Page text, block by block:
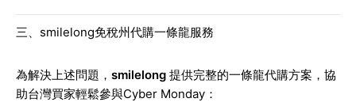
三、smilelong免稅州代購一條龍服務
為解決上述問題， smilelong 提供完整的一條龍代購方案，協
助台灣買家輕鬆參與Cyber Monday：